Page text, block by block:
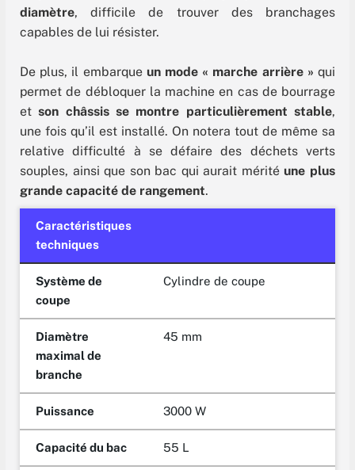
diamètre, difficile de trouver des branchages
capables de lui résister.
De plus, il embarque un mode « marche arrière » qui
permet de débloquer la machine en cas de bourrage
etson châssis se montre particulièrement stable,
une fois qu’il est installé. On notera tout de même sa
relative difficulté à se défaire des déchets verts
souples, ainsi que son bac qui aurait mérité une plus
grande capacité de rangement.
Caractéristiques
techniques
Système de
coupe
Cylindre de coupe
Diamètre
maximal de
branche
45 mm
Puissance 3000 W
Capacité du bac 55 L